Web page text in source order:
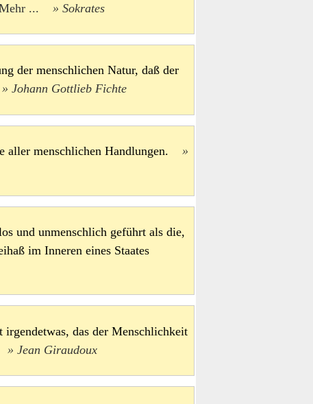
...
Sokrates
der menschlichen Natur, daß der
Johann Gottlieb Fichte
aller menschlichen Handlungen.
und unmenschlich geführt als die,
im Inneren eines Staates
das der Menschlichkeit
Jean Giraudoux